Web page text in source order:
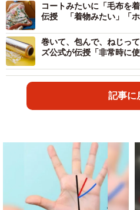
コートみたいに「毛布を
伝授 「着物みたい」「ホ
巻いて、包んで、ねじっ
ズ公式が伝授「非常時に
記事に